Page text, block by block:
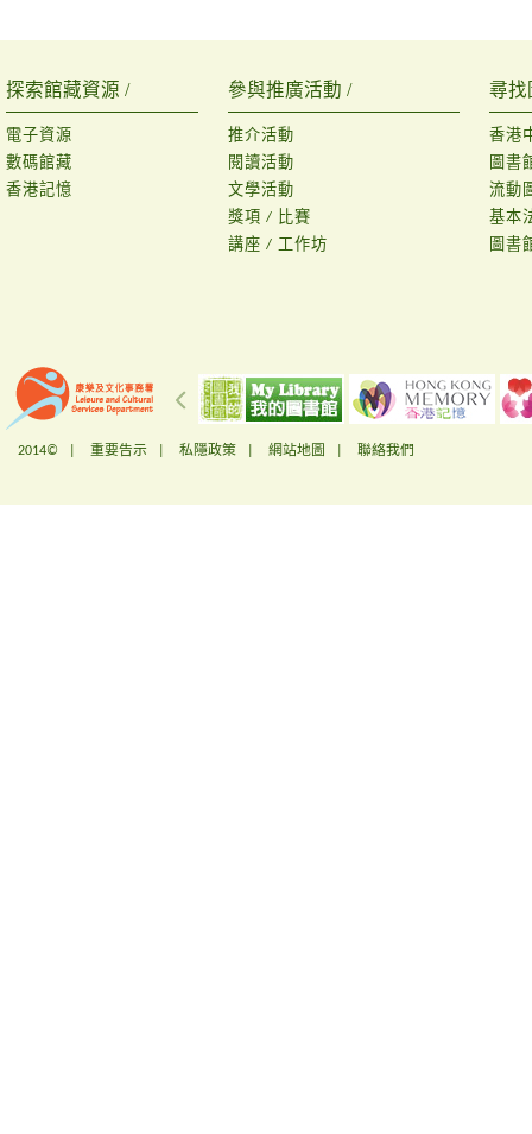
探索館藏資源 /
電子資源
數碼館藏
香港記憶
參與推廣活動 /
推介活動
閱讀活動
文學活動
獎項 / 比賽
講座 / 工作坊
尋找
香港
圖書
流動
基本
圖書
2014© | 重要告示 私隱政策 網站地圖 聯絡我們